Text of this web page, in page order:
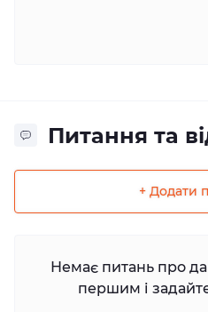
Питання та
+ Додати
Немає питань про
першим і